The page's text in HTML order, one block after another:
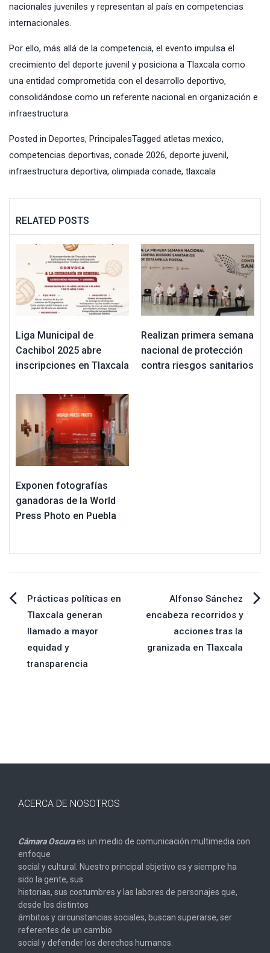
nacionales juveniles y representan al país en competencias
internacionales.
Por ello, más allá de la competencia, el evento impulsa el
crecimiento del deporte juvenil y posiciona a Tlaxcala como
una entidad comprometida con el desarrollo deportivo,
consolidándose como un referente nacional en organización e
infraestructura.
Posted in Deportes, PrincipalesTagged atletas mexico,
competencias deportivas, conade 2026, deporte juvenil,
infraestructura deportiva, olimpiada conade, tlaxcala
RELATED POSTS
Liga Municipal de
Cachibol 2025 abre
inscripciones en Tlaxcala
Realizan primera semana
nacional de protección
contra riesgos sanitarios
Exponen fotografías
ganadoras de la World
Press Photo en Puebla
Navegación
de
entradas
Prácticas políticas en
Tlaxcala generan
llamado a mayor
equidad y
transparencia
Alfonso Sánchez
encabeza recorridos y
acciones tras la
granizada en Tlaxcala
ACERCA DE NOSOTROS
Cámara Oscuraes un medio de comunicación multimedia con
enfoque
social y cultural. Nuestro principal objetivo es y siempre ha
sido la gente, sus
historias, sus costumbres y las labores de personajes que,
desde los distintos
ámbitos y circunstancias sociales, buscan superarse, ser
referentes de un cambio
social y defender los derechos humanos.